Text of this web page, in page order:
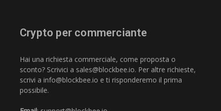
Crypto per commerciante
Hai una richiesta commerciale, come proposta o
sconto? Scrivici a sales@blockbee.io. Per altre richieste,
scrivi a info@blockbee.io e ti risponderemo il prima
possibile.